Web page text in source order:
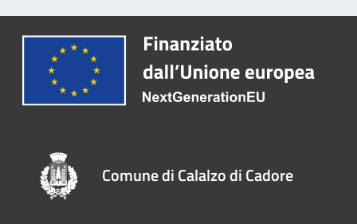
Comune di Calalzo di Cadore